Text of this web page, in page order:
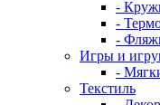
-
-
-
Игры и
-
Текстиль